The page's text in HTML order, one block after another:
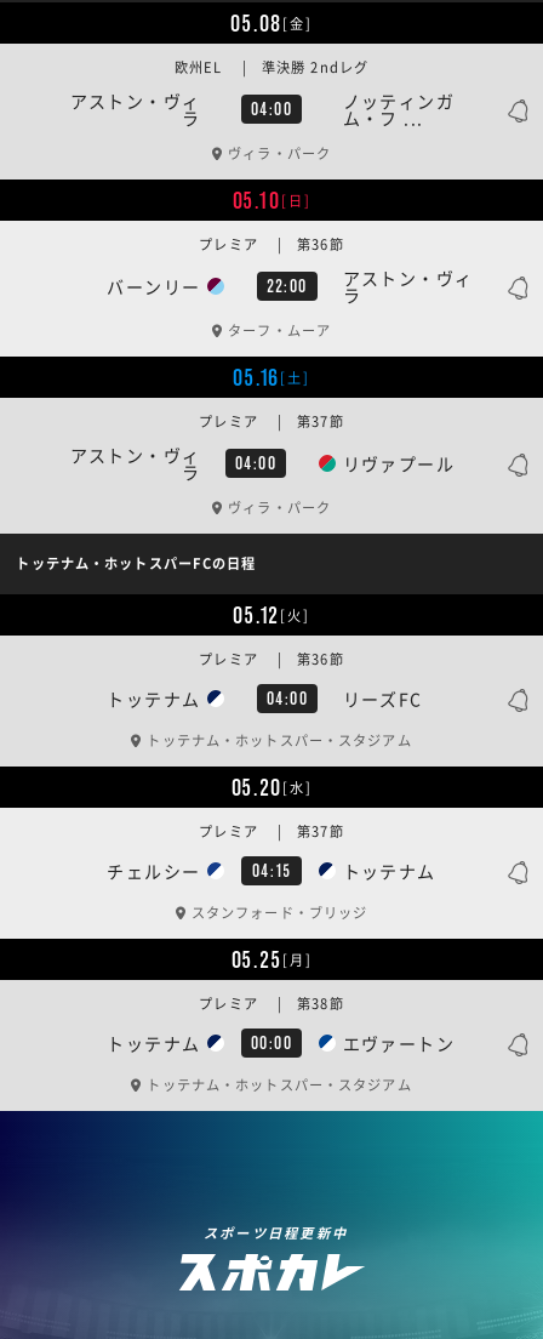
05.08[金]
アストン・ヴィ
ラ 04:00 ノッティンガ
ム・フ ...
欧州EL | 準決勝 2ndレグ
ヴィラ・パーク
05.10[日]
バーンリー 22:00 アストン・ヴィ
ラ
プレミア | 第36節
ターフ・ムーア
05.16[土]
アストン・ヴィ
ラ 04:00 リヴァプール
プレミア | 第37節
ヴィラ・パーク
トッテナム・ホットスパーFCの日程
05.12[火]
トッテナム 04:00 リーズFC
プレミア | 第36節
トッテナム・ホットスパー・スタジアム
05.20[水]
チェルシー 04:15 トッテナム
プレミア | 第37節
スタンフォード・ブリッジ
05.25[月]
トッテナム 00:00 エヴァートン
プレミア | 第38節
トッテナム・ホットスパー・スタジアム
スポーツ日程更新中